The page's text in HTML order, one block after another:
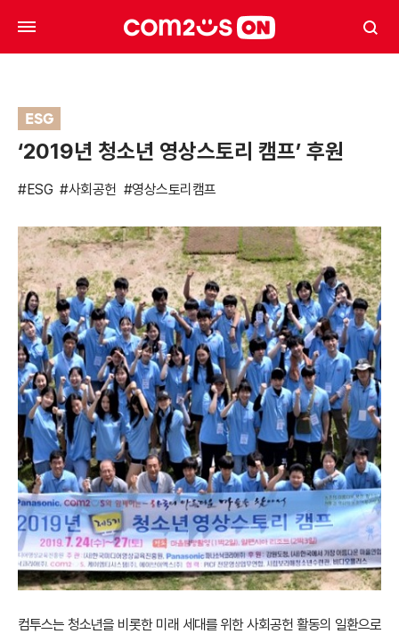
ESG
‘2019년 청소년 영상스토리 캠프’ 후원
#ESG #사회공헌 #영상스토리캠프
컴투스는 청소년을 비롯한 미래 세대를 위한 사회공헌 활동의 일환으로